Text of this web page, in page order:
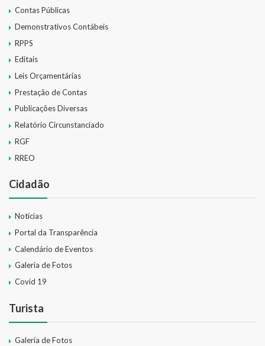
Contas Públicas
Demonstrativos Contábeis
RPPS
Editais
Leis Orçamentárias
Prestação de Contas
Publicações Diversas
Relatório Circunstanciado
RGF
RREO
Cidadão
Notícias
Portal da Transparência
Calendário de Eventos
Galeria de Fotos
Covid 19
Turista
Galeria de Fotos